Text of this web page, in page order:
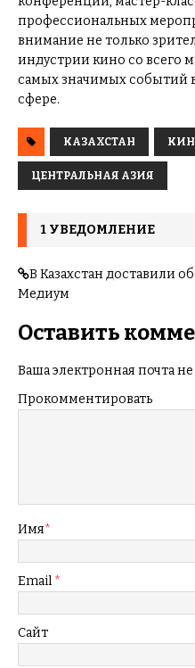
профессиональных
внимание не только
индустрии кино со всего
самых значимых событий
сфере.
КАЗАХСТАН
ЦЕНТРАЛЬНАЯ АЗИЯ
1 УВЕДОМЛЕНИЕ
В Казахстан доставили
Медиум
Оставить
Ваша электронная почта
Прокомментировать
Имя*
Email *
Сайт